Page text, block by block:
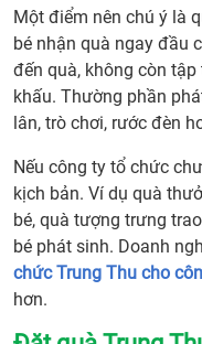
Một điểm nên chú ý là
bé nhận quà ngay đầu
đến quà, không còn
khấu. Thường phần
lân, trò chơi, rước đèn
Nếu công ty tổ chức
kịch bản. Ví dụ quà
bé, quà tượng trưng
bé phát sinh. Doanh
chức Trung Thu cho
hơn.